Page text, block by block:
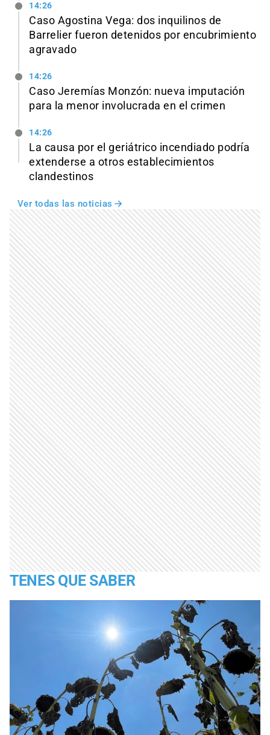
14:26
Caso Agostina Vega: dos inquilinos de
Barrelier fueron detenidos por encubrimiento
agravado
14:26
Caso Jeremías Monzón: nueva imputación
para la menor involucrada en el crimen
14:26
La causa por el geriátrico incendiado podría
extenderse a otros establecimientos
clandestinos
Ver todas las noticias
TENES QUE SABER